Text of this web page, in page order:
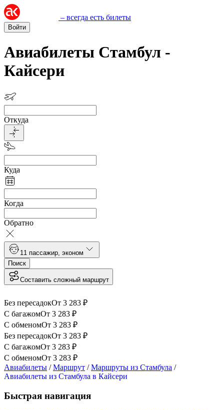
– всегда есть билеты
Войти
Авиабилеты Стамбул -
Кайсери
Откуда
Куда
Когда
Обратно
1 1 пассажир эконом
Поиск
Составить сложный маршрут
Без пересадокОт 3 283 ₽
С багажомОт 3 283 ₽
С обменомОт 3 283 ₽
Без пересадокОт 3 283 ₽
С багажомОт 3 283 ₽
С обменомОт 3 283 ₽
Авиабилеты /Маршрут /Маршруты из Стамбула /
Авиабилеты из Стамбула в Кайсери
Быстрая навигация